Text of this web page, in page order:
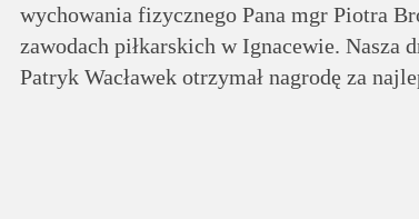
wychowania fizycznego Pana mgr Piotra
zawodach piłkarskich w Ignacewie. Nasza
Patryk Wacławek otrzymał nagrodę za